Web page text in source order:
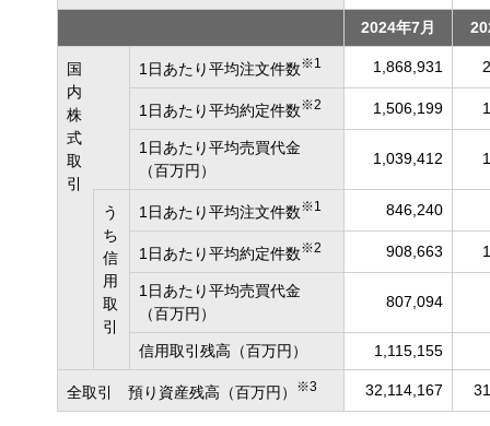
2024年7月
国
内
株
式
取
引
1日あたり平均注文件数※1 1,868,931
1日あたり平均約定件数※2 1,506,199
1日あたり平均売買代金
（百万円）
1,039,412
う
ち
信
用
取
引
1日あたり平均注文件数※1 846,240
1日あたり平均約定件数※2 908,663
1日あたり平均売買代金
（百万円）
807,094
信用取引残高（百万円） 1,115,155
全取引 預り資産残高（百万円） ※3 32,114,167